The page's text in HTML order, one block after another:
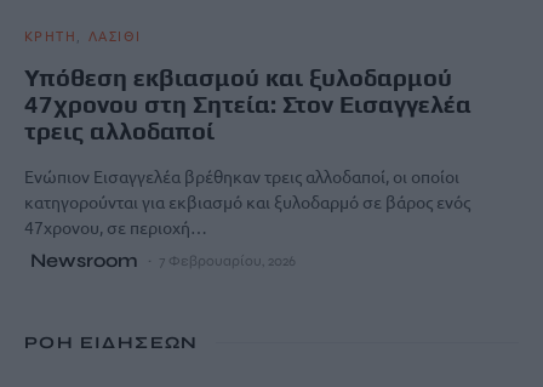
ΚΡΗΤΗ ΛΑΣΙΘΙ
Υπόθεση εκβιασμού και ξυλοδαρμού
47χρονου στη Σητεία: Στον Εισαγγελέα
τρεις αλλοδαποί
Ενώπιον Εισαγγελέα βρέθηκαν τρεις αλλοδαποί, οι οποίοι
κατηγορούνται για εκβιασμό και ξυλοδαρμό σε βάρος ενός
47χρονου, σε περιοχή…
Newsroom 7 Φεβρουαρίου, 2026
ΡΟΗ ΕΙΔΗΣΕΩΝ